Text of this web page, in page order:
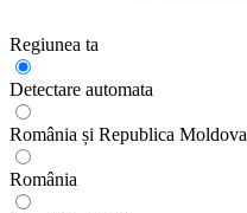
Regiunea ta
Detectare automata
România și Republica Moldova
România